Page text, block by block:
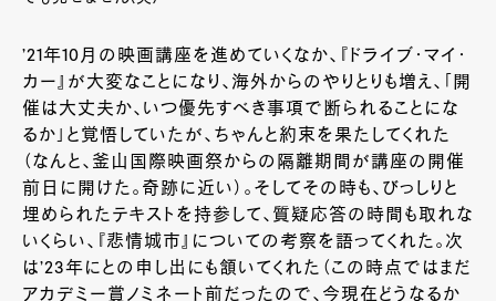
’21年10月の映画講座を進めていくなか、『ドライブ・マイ・
カー』が大変なことになり、海外からのやりとりも増え、「開
催は大丈夫か、いつ優先すべき事項で断られることにな
るか」と覚悟していたが、ちゃんと約束を果たしてくれた
（なんと、釜山国際映画祭からの隔離期間が講座の開催
前日に開けた。奇跡に近い）。そしてその時も、びっしりと
埋められたテキストを持参して、質疑応答の時間も取れな
いくらい、『悲情城市』についての考察を語ってくれた。次
は’23年にとの申し出にも頷いてくれた（この時点ではまだ
アカデミー賞ノミネート前だったので、今現在どうなるか